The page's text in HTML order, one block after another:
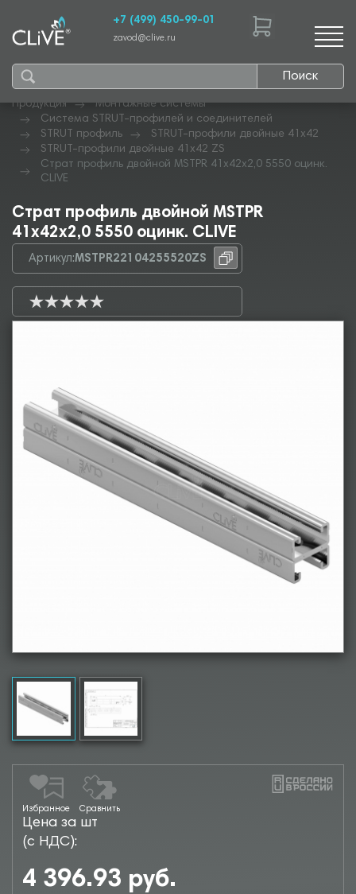
Поиск
+7 (499) 450-99-01
zavod@clive.ru
Продукция
Монтажные системы
Система STRUT-профилей и соединителей
STRUT профиль
STRUT-профили двойные 41х42
STRUT-профили двойные 41х42 ZS
Страт профиль двойной MSTPR 41х42х2,0 5550 оцинк.
CLIVE
Страт профиль двойной MSTPR
41х42х2,0 5550 оцинк. CLIVE
Артикул:MSTPR22104255520ZS
Избранное Сравнить
Цена за шт
(с НДС):
4 396.93 руб.